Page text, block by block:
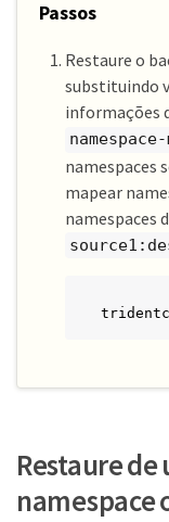
Passos
Restaure o
substituindo
informações
namespaces
mapear
namespaces
Restaure
namespace